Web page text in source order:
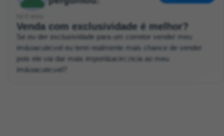
Venda com exclusividade é melhor?
Se eu der exclusividade para um corretor vender meu
im&oacute;vel eu terei realmente mais chance de vender
pois ele vai dar mais import&acirc;ncia ao meu
im&oacute;vel?